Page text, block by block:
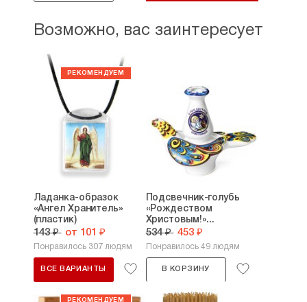
Возможно, вас заинтересует
Ладанка-образок
«Ангел Хранитель»
(пластик)
143 ₽ от 101 ₽
Понравилось 307 людям
ВСЕ ВАРИАНТЫ
Подсвечник-голубь
«Рождеством
Христовым!»...
534 ₽ 453 ₽
Понравилось 49 людям
В КОРЗИНУ